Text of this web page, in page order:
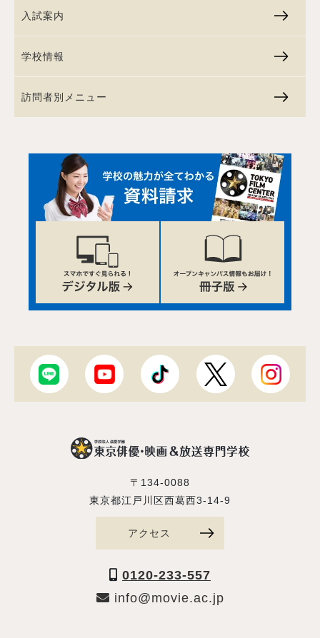
入試案内
学校情報
訪問者別メニュー
〒134-0088
東京都江戸川区西葛西3-14-9
アクセス
0120-233-557
info@movie.ac.jp